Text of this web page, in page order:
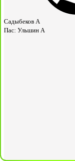
Садыбеков А
Пас: Ульшин А